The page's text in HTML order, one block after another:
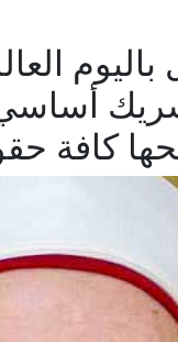
باليوم
شريك
كافة